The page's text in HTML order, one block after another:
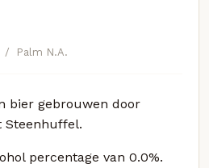
Palm N.A.
bier gebrouwen door
Steenhuffel.
percentage van 0.0%.